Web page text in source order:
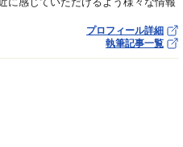
プロフィール詳細
執筆記事一覧